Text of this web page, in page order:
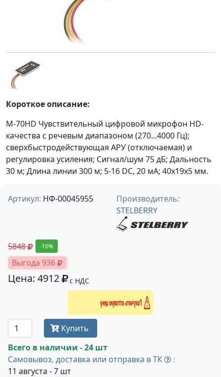
Короткое описание:
M-70HD Чувствительный цифровой микрофон HD-
качества с речевым диапазоном (270...4000 Гц);
сверхбыстродействующая АРУ (отключаемая) и
регулировка усиления; Сигнал/шум 75 дБ; Дальность
30 м; Длина линии 300 м; 5-16 DC, 20 мА; 40х19х5 мм.
Артикул: НФ-00045955
Производитель:
STELBERRY
5848 -16%
Выгода 936
Цена: 4912 с НДС
Получить оптовую цену
Купить
Всего в наличии - 24 шт
Самовывоз, доставка или отправка в ТК
:
11 августа - 7 шт